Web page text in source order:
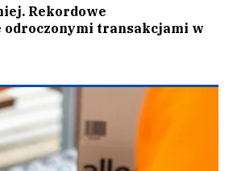
Rekordowe
transakcjami w